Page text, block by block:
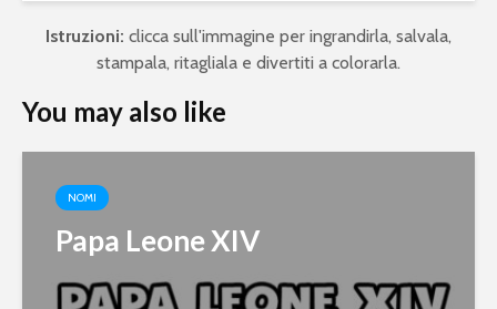
Istruzioni: clicca sull'immagine per ingrandirla, salvala,
stampala, ritagliala e divertiti a colorarla.
You may also like
NOMI
Papa Leone XIV